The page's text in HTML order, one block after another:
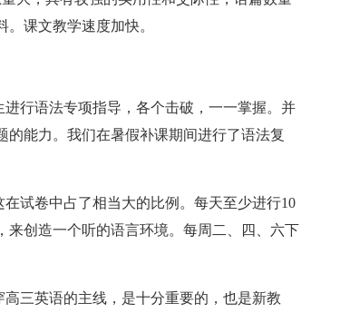
课文教学速度加快。
行语法专项指导，各个击破，一一掌握。并
能力。我们在暑假补课期间进行了语法复
试卷中占了相当大的比例。每天至少进行10
创造一个听的语言环境。每周二、四、六下
三英语的主线，是十分重要的，也是新教